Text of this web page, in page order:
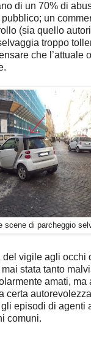
di un 70% di
un
(sia quello
troppo
che l’attuale
scene di parcheggio
del vigile agli occhi
stata tanto
amati, ma
certa
episodi di agenti
comuni.